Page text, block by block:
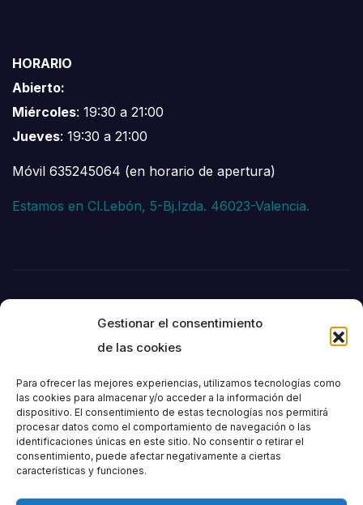
Gestionar el consentimiento
de las cookies
Para ofrecer las mejores experiencias, utilizamos tecnologías como
las cookies para almacenar y/o acceder a la información del
dispositivo. El consentimiento de estas tecnologías nos permitirá
procesar datos como el comportamiento de navegación o las
identificaciones únicas en este sitio. No consentir o retirar el
consentimiento, puede afectar negativamente a ciertas
características y funciones.
HORARIO
Abierto:
Miércoles: 19:30 a 21:00
Jueves: 19:30 a 21:00
Móvil 635245064 (en horario de apertura)
Estamos en Cl.Lebón, 5-Bj.Izda. 46023-Valencia.
Societat
Excursionista de